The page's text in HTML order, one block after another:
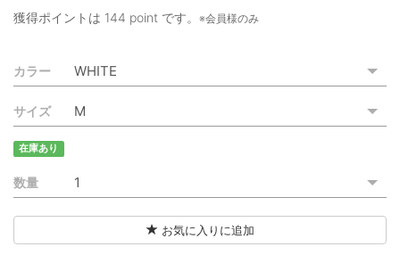
獲得ポイントは 144 point です。 ※会員様のみ
カラー
サイズ
在庫あり
数量
お気に入りに追加